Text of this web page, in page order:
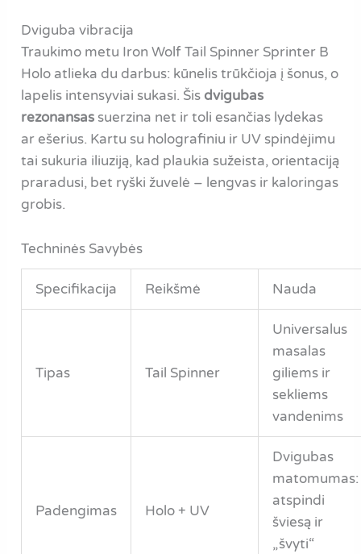
Dviguba vibracija
Traukimo metu Iron Wolf Tail Spinner Sprinter B
Holo atlieka du darbus: kūnelis trūkčioja į šonus, o
lapelis intensyviai sukasi. Šis dvigubas
rezonansas suerzina net ir toli esančias lydekas
ar ešerius. Kartu su holografiniu ir UV spindėjimu
tai sukuria iliuziją, kad plaukia sužeista, orientaciją
praradusi, bet ryški žuvelė – lengvas ir kaloringas
grobis.
Techninės Savybės
Specifikacija Reikšmė Nauda
Tipas Tail Spinner
Universalus
masalas
giliems ir
sekliems
vandenims
Padengimas Holo + UV
Dvigubas
matomumas:
atspindi
šviesą ir
„švyti“